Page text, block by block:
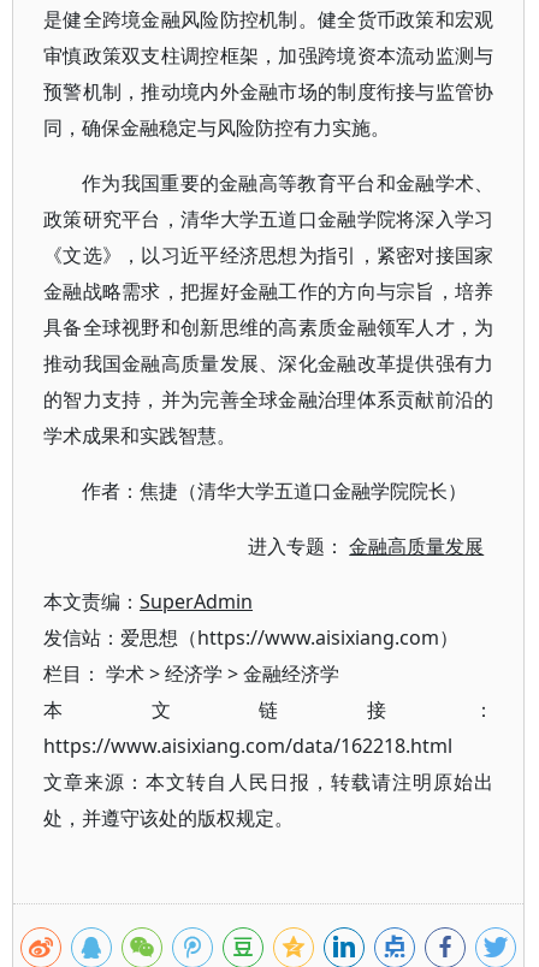
是健全跨境金融风险防控机制。健全货币政策和宏观
审慎政策双支柱调控框架，加强跨境资本流动监测与
预警机制，推动境内外金融市场的制度衔接与监管协
同，确保金融稳定与风险防控有力实施。
作为我国重要的金融高等教育平台和金融学术、
政策研究平台，清华大学五道口金融学院将深入学习
《文选》，以习近平经济思想为指引，紧密对接国家
金融战略需求，把握好金融工作的方向与宗旨，培养
具备全球视野和创新思维的高素质金融领军人才，为
推动我国金融高质量发展、深化金融改革提供强有力
的智力支持，并为完善全球金融治理体系贡献前沿的
学术成果和实践智慧。
作者：焦捷（清华大学五道口金融学院院长）
进入专题：金融高质量发展
本文责编： SuperAdmin
发信站：爱思想（https://www.aisixiang.com）
栏目： 学术>经济学 >金融经济学
本文链接：
https://www.aisixiang.com/data/162218.html
文章来源：本文转自人民日报，转载请注明原始出
处，并遵守该处的版权规定。